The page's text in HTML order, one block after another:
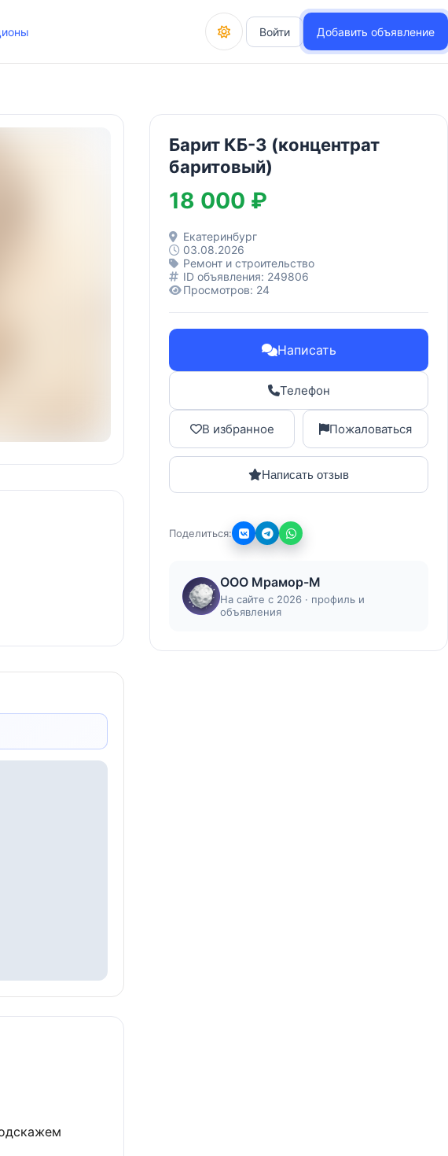
Войти Добавить объявление
18 000 ₽
Барит КБ-3 (концентрат
баритовый)
Екатеринбург
03.08.2026
Ремонт и строительство
ID объявления: 249806
Просмотров: 24
Написать
Телефон
В избранное Пожаловаться
Написать отзыв
Поделиться:
ООО Мрамор-М
На сайте с 2026 · профиль и
объявления